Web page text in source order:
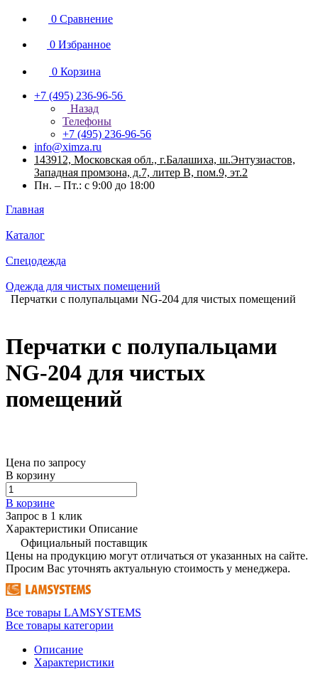
0 Сравнение
0 Избранное
0 Корзина
+7 (495) 236-96-56
Назад
Телефоны
+7 (495) 236-96-56
info@ximza.ru
143912, Московская обл., г.Балашиха, ш.Энтузиастов,
Западная промзона, д.7, литер В, пом.9, эт.2
Пн. – Пт.: с 9:00 до 18:00
Главная
Каталог
Спецодежда
Одежда для чистых помещений
Перчатки с полупальцами NG-204 для чистых помещений
Перчатки с полупальцами
NG-204 для чистых
помещений
Цена по запросу
В корзину
В корзине
Запрос в 1 клик
Характеристики Описание
Официальный поставщик
Цены на продукцию могут отличаться от указанных на сайте.
Просим Вас уточнять актуальную стоимость у менеджера.
Все товары LAMSYSTEMS
Все товары категории
Описание
Характеристики